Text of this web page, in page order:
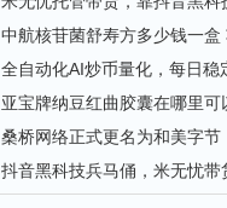
中航核苷菌舒寿方多少钱一
全自动化AI炒币量化，每日稳定收益几百
亚宝牌纳豆红曲胶囊在哪里可以买到？
桑桥网络正式更名为和美字节
抖音黑科技兵马俑，米无忧带货，哈希打